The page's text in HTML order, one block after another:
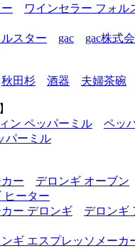
ワインセラー フォル
スター gac gac株式
秋田杉 酒器 夫婦茶碗
ン ペッパーミル
ペッ
パーミル
ー
デロンギ オーブン
ヒーター
ー デロンギ
デロンギ
ギ エスプレッソメーカ